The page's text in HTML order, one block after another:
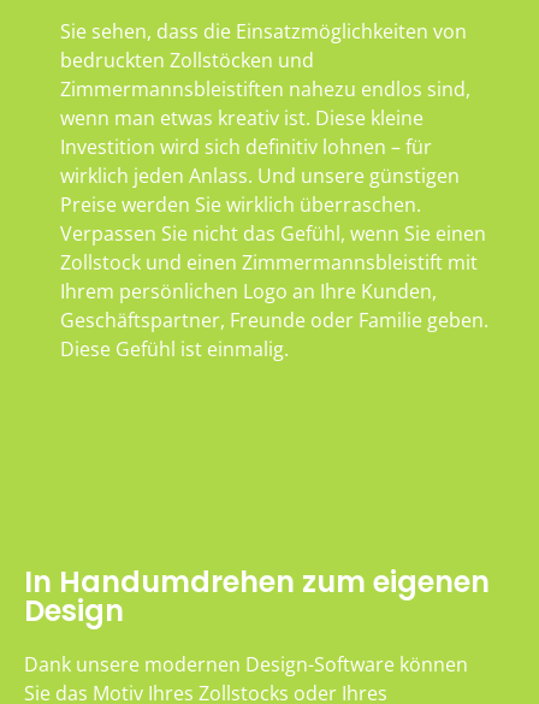
Sie sehen, dass die Einsatzmöglichkeiten von
bedruckten Zollstöcken und
Zimmermannsbleistiften nahezu endlos sind,
wenn man etwas kreativ ist. Diese kleine
Investition wird sich definitiv lohnen – für
wirklich jeden Anlass. Und unsere günstigen
Preise werden Sie wirklich überraschen.
Verpassen Sie nicht das Gefühl, wenn Sie einen
Zollstock und einen Zimmermannsbleistift mit
Ihrem persönlichen Logo an Ihre Kunden,
Geschäftspartner, Freunde oder Familie geben.
Diese Gefühl ist einmalig.
In Handumdrehen zum eigenen
Design
Dank unsere modernen Design-Software können
Sie das Motiv Ihres Zollstocks oder Ihres